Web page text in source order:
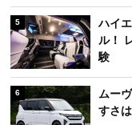
5
ハイ
ル！
験
6
ムー
すさ